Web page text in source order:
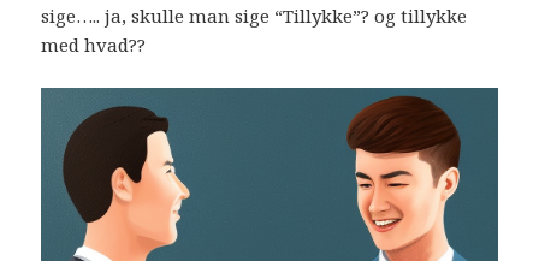
sige….. ja, skulle man sige “Tillykke”? og tillykke
med hvad??